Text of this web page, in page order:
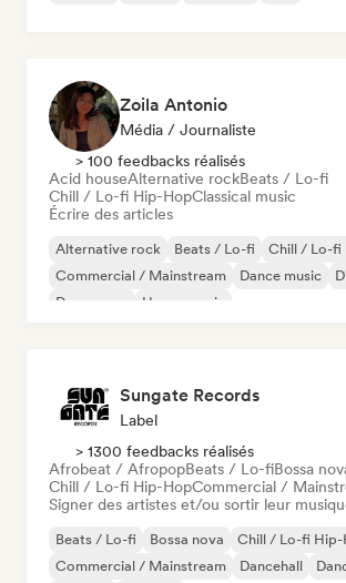
Zoila Antonio
Média / Journaliste
> 100 feedbacks réalisés
Acid houseAlternative rockBeats / Lo-fi
Chill / Lo-fi Hip-HopClassical music
Écrire des articles
Alternative rock Beats / Lo-fi
Chill / Lo-fi
Commercial / Mainstream
Dance music
Dream pop
House music
Sungate Records
Label
> 1300 feedbacks réalisés
Afrobeat / AfropopBeats / Lo-fiBossa
Chill / Lo-fi Hip-HopCommercial /
Signer des artistes et/ou sortir leur
Beats / Lo-fi Bossa nova
Chill / Lo-fi Hip-
Commercial / Mainstream
Dancehall